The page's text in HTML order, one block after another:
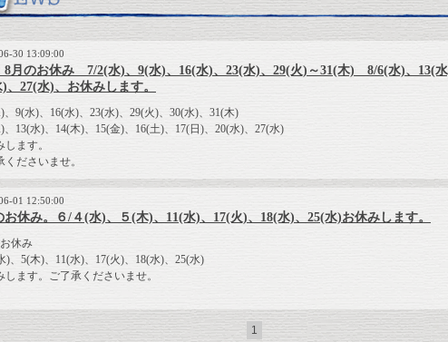
30 13:09:00
8月のお休み 7/2(水)、9(水)、16(水)、23(水)、29(火)～31(木) 8/6(水)、13(水)
、27(水)、お休みします。
、9(水)、16(水)、23(水)、29(火)、30(水)、31(木)
、13(水)、14(木)、15(金)、16(土)、17(日)、20(水)、27(水)
します。
くださいませ。
01 12:50:00
お休み。６/４(水)、５(木)、11(水)、17(火)、18(水)、25(水)お休みします。
休み
)、5(木)、11(水)、17(火)、18(水)、25(水)
します。ご了承くださいませ。
1